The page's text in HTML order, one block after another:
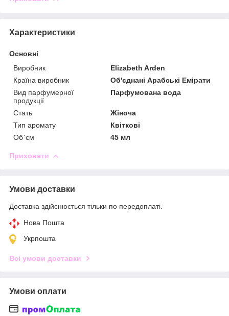
Характеристики
Основні
Виробник
Elizabeth Arden
Країна виробник
Об'єднані Арабські Емірати
Вид парфумерної
продукції
Парфумована вода
Стать
Жіноча
Тип аромату
Квіткові
Об`єм
45 мл
Приховати
Умови доставки
Доставка здійснюється тільки по передоплаті.
Нова Пошта
Укрпошта
Всі умови доставки
Умови оплати